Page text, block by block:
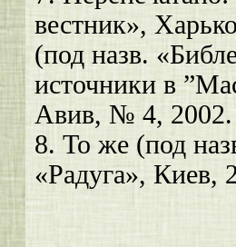
вестник»,
(под назв.
источники в
Авив, № 4,
8. То же (под
«Радуга»,